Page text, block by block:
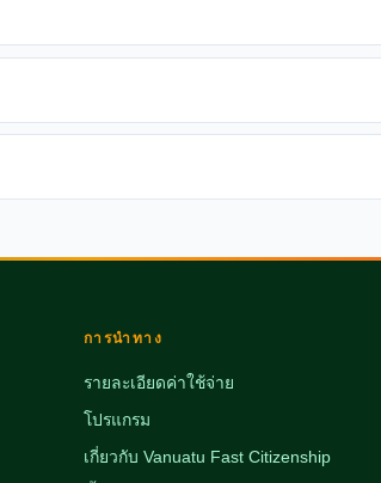
การนำทาง
รายละเอียดค่าใช้จ่าย
โปรแกรม
เกี่ยวกับ Vanuatu Fast Citizenship